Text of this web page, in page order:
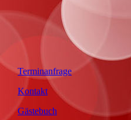
Terminanfrage
Kontakt
Gästebuch